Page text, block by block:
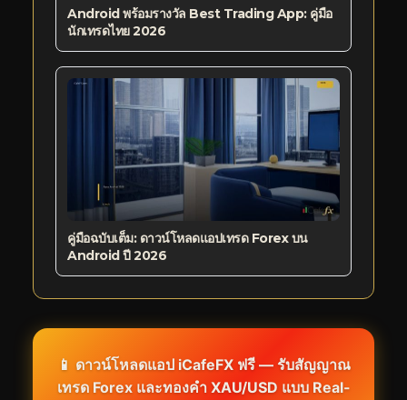
Android พร้อมรางวัล Best Trading App: คู่มือ
นักเทรดไทย 2026
คู่มือฉบับเต็ม: ดาวน์โหลดแอปเทรด Forex บน
Android ปี 2026
📱 ดาวน์โหลดแอป iCafeFX ฟรี — รับสัญญาณ
เทรด Forex และทองคำ XAU/USD แบบ Real-